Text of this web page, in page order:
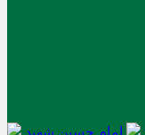
امام حسین شهید